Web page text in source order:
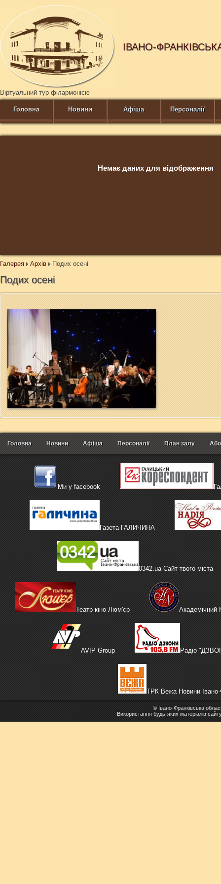
ІВАНО-
Віртуальний тур філармонією
Головна Новини Афіша Персоналії
Немає даних для відображення
Галерея Архів Подих осені
Подих осені
Головна Новини Афіша Персоналії План залу
Ми у facebook
Газета ГАЛИЧИНА
0342.ua Сайт твого міста
Театр кіно Люм'єр Академічний
AVIP Group Радіо
ТРК Вежа Новини Івано-
© Івано-Франківська
Використання будь-яких матеріалів